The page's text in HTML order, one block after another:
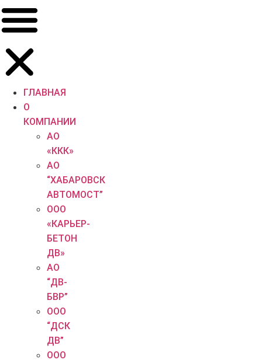
Перейти
к
содержимому
ГЛАВНАЯ
О
КОМПАНИИ
АО
«ККК»
АО
“ХАБАРОВСК
АВТОМОСТ”
ООО
«КАРЬЕР-
БЕТОН
ДВ»
АО
“ДВ-
БВР”
ООО
“ДСК
ДВ”
ООО